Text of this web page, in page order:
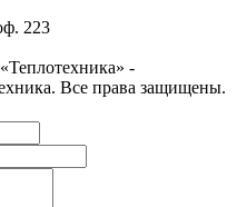
223
-
Все права защищены.